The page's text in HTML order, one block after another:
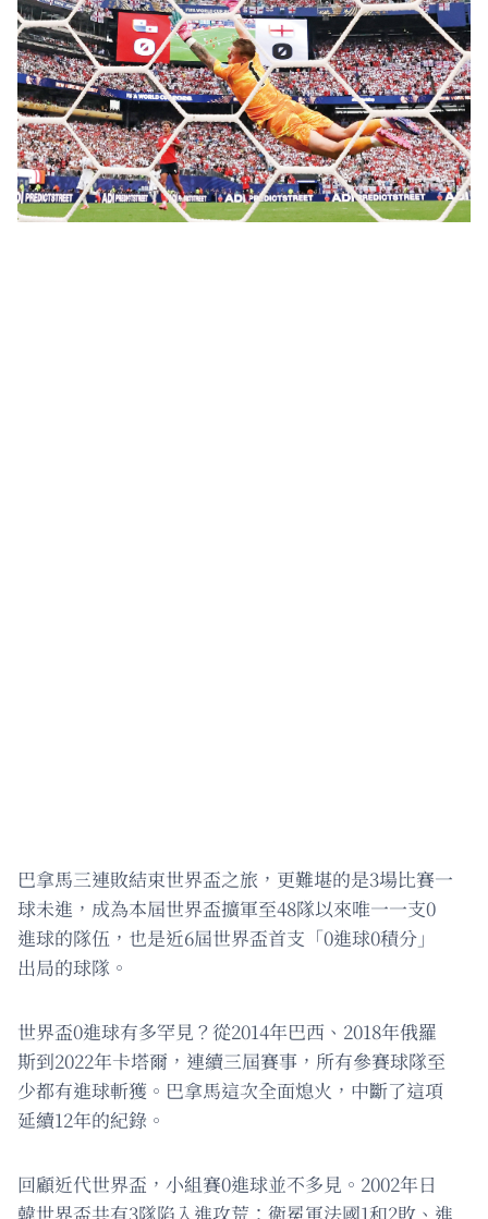
巴拿馬三連敗結束世界盃之旅，更難堪的是3場比賽一
球未進，成為本屆世界盃擴軍至48隊以來唯一一支0
進球的隊伍，也是近6屆世界盃首支「0進球0積分」
出局的球隊。
世界盃0進球有多罕見？從2014年巴西、2018年俄羅
斯到2022年卡塔爾，連續三屆賽事，所有參賽球隊至
少都有進球斬獲。巴拿馬這次全面熄火，中斷了這項
延續12年的紀錄。
回顧近代世界盃，小組賽0進球並不多見。2002年日
韓世界盃共有3隊陷入進攻荒：衛冕軍法國1和2敗、進